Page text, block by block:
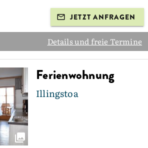
JETZT ANFRAGEN
Details und freie Termine
Ferienwohnung
Illingstoa